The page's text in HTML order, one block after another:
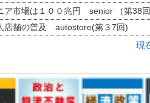
ア市場は１００兆円 senior （第38
店舗の普及 autostore(第３7回)
現